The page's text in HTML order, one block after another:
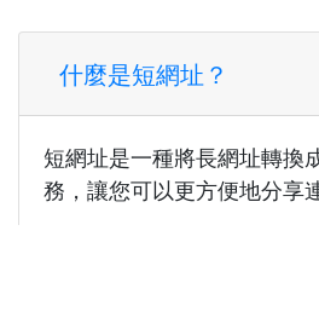
什麼是短網址？
短網址是一種將長網址轉換
務，讓您可以更方便地分享